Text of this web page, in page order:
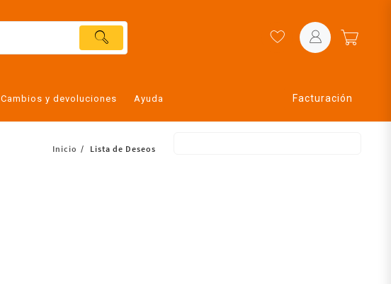
Cambios y devoluciones Ayuda Facturación
Inicio Lista de Deseos